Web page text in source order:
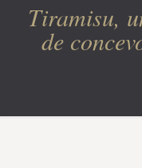
Tiramisu,
de